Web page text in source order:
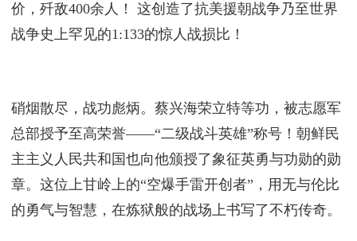
价，歼敌400余人！ 这创造了抗美援朝战争乃至世界
战争史上罕见的1:133的惊人战损比！
硝烟散尽，战功彪炳。蔡兴海荣立特等功，被志愿军
总部授予至高荣誉——“二级战斗英雄”称号！朝鲜民
主主义人民共和国也向他颁授了象征英勇与功勋的勋
章。这位上甘岭上的“空爆手雷开创者”，用无与伦比
的勇气与智慧，在炼狱般的战场上书写了不朽传奇。